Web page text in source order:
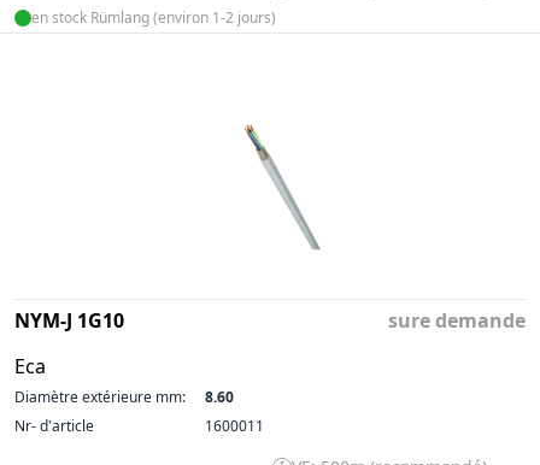
en stock Rümlang (environ 1-2 jours)
NYM-J 1G10
Eca
sure demande
Diamètre extérieure mm:
8.60
Nr- d'article
1600011